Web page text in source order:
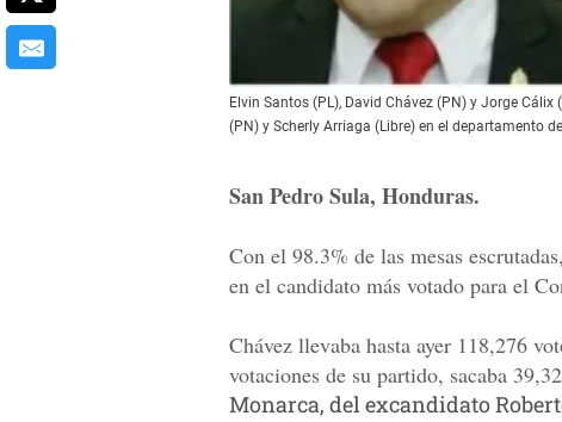
Elvin Santos (PL), David Chávez (PN) y Jorge
(PN) y Scherly Arriaga (Libre) en el departamento
San Pedro Sula, Honduras.
Con el 98.3% de las mesas
en el candidato más votado para el
Chávez llevaba hasta ayer 118,276
votaciones de su partido, sacaba
Monarca, del excandidato